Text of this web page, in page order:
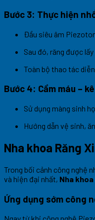
Bước 3: Thực hiện
Đầu siêu âm
Sau đó, răng được
Toàn bộ thao tác
Bước 4: Cầm máu –
Sử dụng màng sinh
Hướng dẫn vệ sinh,
Nha khoa Răng
Trong bối cảnh công nghệ
và hiện đại nhất, Nha khoa
Ứng dụng sớm công